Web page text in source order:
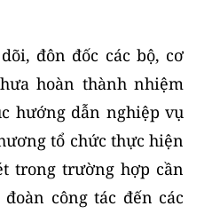
đôn đốc các bộ, cơ
hoàn thành nhiệm
hướng dẫn nghiệp vụ
tổ chức thực hiện
trong trường hợp cần
công tác đến các